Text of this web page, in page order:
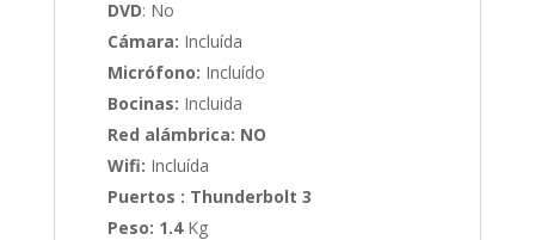
DVD: No
Cámara: Incluída
Micrófono: Incluído
Bocinas: Incluida
Red alámbrica: NO
Wifi: Incluída
Puertos : Thunderbolt 3
Peso: 1.4Kg